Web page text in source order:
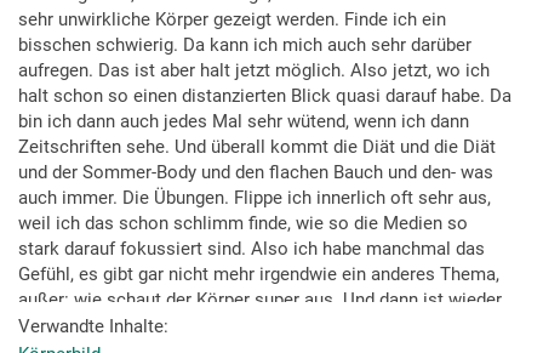
sehr unwirkliche Körper gezeigt werden. Finde ich ein
bisschen schwierig. Da kann ich mich auch sehr darüber
aufregen. Das ist aber halt jetzt möglich. Also jetzt, wo ich
halt schon so einen distanzierten Blick quasi darauf habe. Da
bin ich dann auch jedes Mal sehr wütend, wenn ich dann
Zeitschriften sehe. Und überall kommt die Diät und die Diät
und der Sommer-Body und den flachen Bauch und den- was
auch immer. Die Übungen. Flippe ich innerlich oft sehr aus,
weil ich das schon schlimm finde, wie so die Medien so
stark darauf fokussiert sind. Also ich habe manchmal das
Gefühl, es gibt gar nicht mehr irgendwie ein anderes Thema,
außer: wie schaut der Körper super aus. Und dann ist wieder
der Promi, der ein bisschen zugenommen hat. „Oh, Gott, was
Verwandte Inhalte